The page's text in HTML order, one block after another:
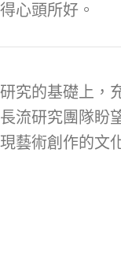
心頭所好。
究的基礎上
流研究團隊盼
藝術創作的文